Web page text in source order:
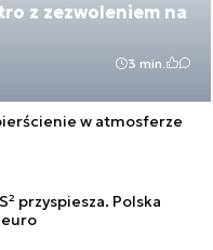
z zezwoleniem na
3 min.
w atmosferze
przyspiesza. Polska